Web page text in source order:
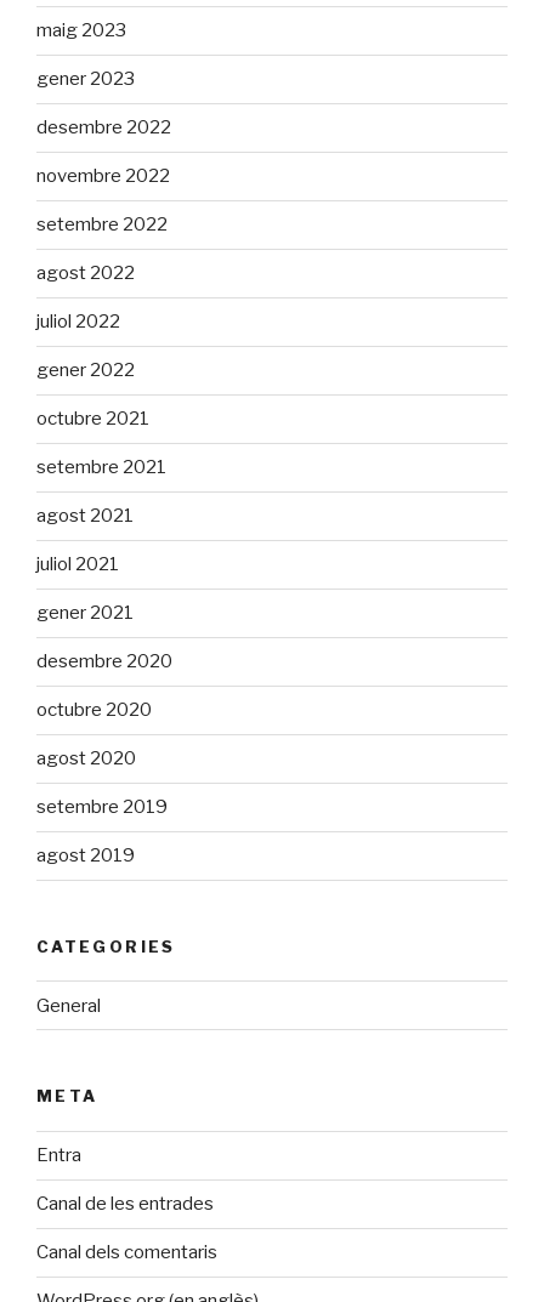
maig 2023
gener 2023
desembre 2022
novembre 2022
setembre 2022
agost 2022
juliol 2022
gener 2022
octubre 2021
setembre 2021
agost 2021
juliol 2021
gener 2021
desembre 2020
octubre 2020
agost 2020
setembre 2019
agost 2019
CATEGORIES
General
META
Entra
Canal de les entrades
Canal dels comentaris